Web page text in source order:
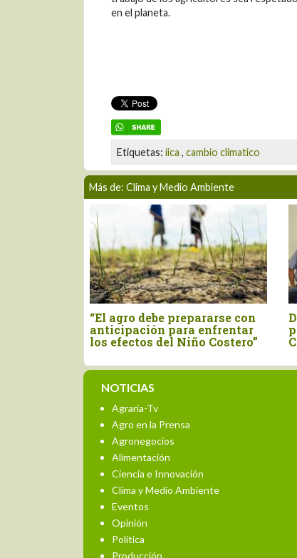
en el planeta.
Etiquetas: iica , cambio climatico
Más de: Clima y Medio Ambiente
DRA Piura se prepara ante
posible escenario de El Niño
Costero
Piura:
posible
NOTICIAS
Agraria-Tv
Agro en la Prensa
Agronegocios
Alimentación
Ciencia e Innovación
Clima y Medio Ambiente
Eventos
Opinión
Política
Producción